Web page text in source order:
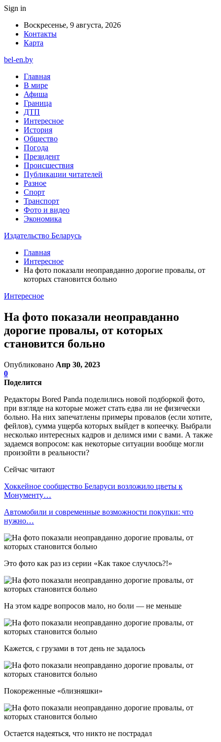
Sign in
Воскресенье, 9 августа, 2026
Контакты
Карта
bel-en.by
Главная
В мире
Афиша
Граница
ДТП
Интересное
История
Общество
Погода
Президент
Происшествия
Публикации читателей
Разное
Спорт
Транспорт
Фото и видео
Экономика
Издательство Беларусь
Главная
Интересное
На фото показали неоправданно дорогие провалы, от
которых становится больно
Интересное
На фото показали неоправданно
дорогие провалы, от которых
становится больно
Опубликовано Апр 30, 2023
0
Поделится
Редакторы Bored Panda поделились новой подборкой фото,
при взгляде на которые может стать едва ли не физически
больно. На них запечатлены примеры провалов (если хотите,
фейлов), сумма ущерба которых выйдет в копеечку. Выбрали
несколько интересных кадров и делимся ими с вами. А также
задаемся вопросом: как некоторые ситуации вообще могли
произойти в реальности?
Сейчас читают
Хоккейное сообщество Беларуси возложило цветы к
Монументу…
Автомобили и современные возможности покупки: что
нужно…
Это фото как раз из серии «Как такое случлось?!»
На этом кадре вопросов мало, но боли — не меньше
Кажется, с грузами в тот день не задалось
Покореженные «близняшки»
Остается надеяться, что никто не пострадал